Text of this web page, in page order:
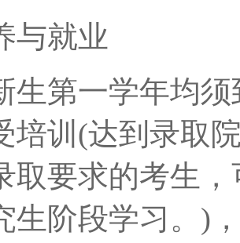
与就业
生第一学年均
培训(达到录取
取要求的考生
生阶段学习。)